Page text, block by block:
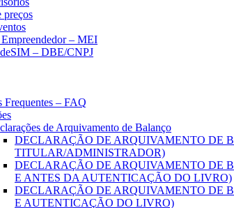
preços
– MEI
– DBE/CNPJ
Frequentes – FAQ
de Arquivamento de Balanço
DECLARAÇÃO DE ARQUIVAMENTO DE
TITULAR/ADMINISTRADOR)
DECLARAÇÃO DE ARQUIVAMENTO DE
E ANTES DA AUTENTICAÇÃO DO LIVRO)
DECLARAÇÃO DE ARQUIVAMENTO DE
E AUTENTICAÇÃO DO LIVRO)